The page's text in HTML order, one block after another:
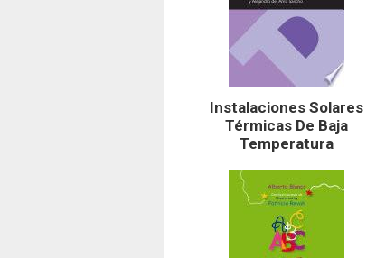
Instalaciones Solares
Térmicas De Baja
Temperatura